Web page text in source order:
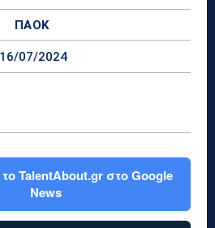
ΠΑΟΚ
16/07/2024
TalentAbout.gr στο Google
News